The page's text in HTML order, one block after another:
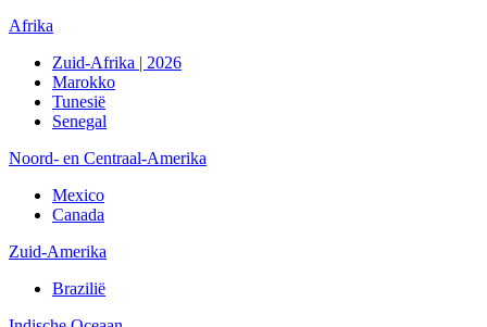
Afrika
Zuid-Afrika | 2026
Marokko
Tunesië
Senegal
Noord- en Centraal-Amerika
Mexico
Canada
Zuid-Amerika
Brazilië